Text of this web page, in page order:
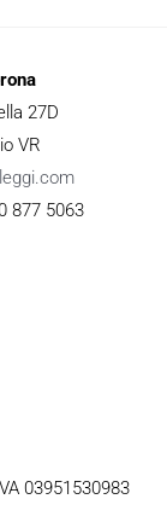
27D
VR
877 5063
03951530983